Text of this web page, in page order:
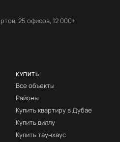
25 офисов, 12 000+
КУПИТЬ
Все объекты
Районы
Купить квартиру в Дубае
Купить виллу
Купить таунхаус